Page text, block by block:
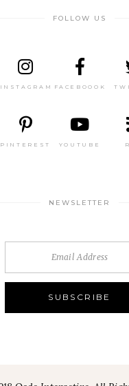
FOLLOW US
INSTAGRAM FACEBOOOK
PINTEREST YOUTUBE
NEWSLETTER